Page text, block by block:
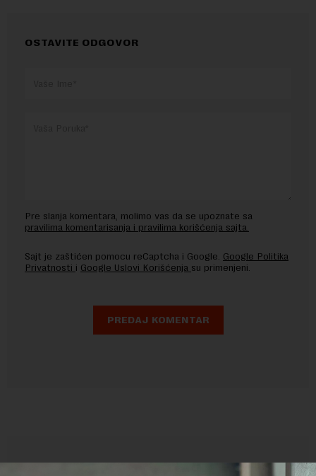
OSTAVITE ODGOVOR
Pre slanja komentara, molimo vas da se upoznate sa
pravilima komentarisanja i pravilima korišćenja sajta.
Sajt je zaštićen pomocu reCaptcha i Google. Google Politika
Privatnosti i Google Uslovi Korišćenja su primenjeni.